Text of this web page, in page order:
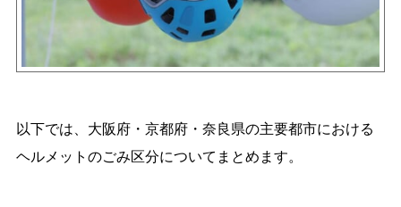
以下では、大阪府・京都府・奈良県の主要都市における
ヘルメットのごみ区分についてまとめます。